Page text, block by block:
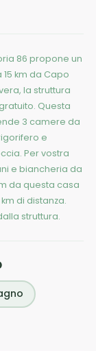
86 propone un
km da Capo
la struttura
Questa
3 camere da
e
Per vostra
e biancheria da
da questa casa
di distanza.
struttura.